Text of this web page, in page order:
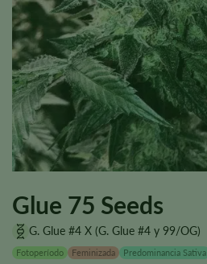
Glue 75 Seeds
G. Glue #4 X (G. Glue #4 y 99/OG)
Fotoperíodo Feminizada Predominancia Sativa